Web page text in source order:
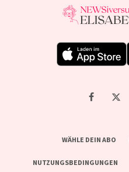
WÄHLE DEIN ABO
NUTZUNGSBEDINGUNGEN